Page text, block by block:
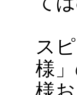
ス
様